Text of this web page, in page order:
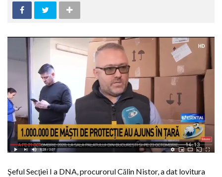
Şeful Secţiei I a DNA, procurorul Călin Nistor, a dat lovitura